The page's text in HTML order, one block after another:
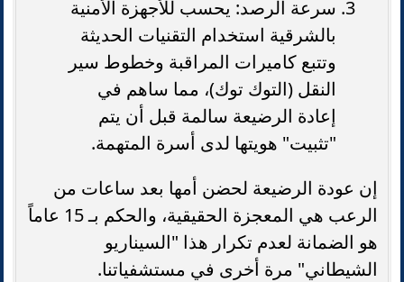
سرعة الرصد: يحسب للأجهزة الأمنية
بالشرقية استخدام التقنيات الحديثة
وتتبع كاميرات المراقبة وخطوط سير
النقل (التوك توك)، مما ساهم في
إعادة الرضيعة سالمة قبل أن يتم
"تثبيت" هويتها لدى أسرة المتهمة.
إن عودة الرضيعة لحضن أمها بعد ساعات من
الرعب هي المعجزة الحقيقية، والحكم بـ 15 عاماً
هو الضمانة لعدم تكرار هذا "السيناريو
الشيطاني" مرة أخرى في مستشفياتنا.